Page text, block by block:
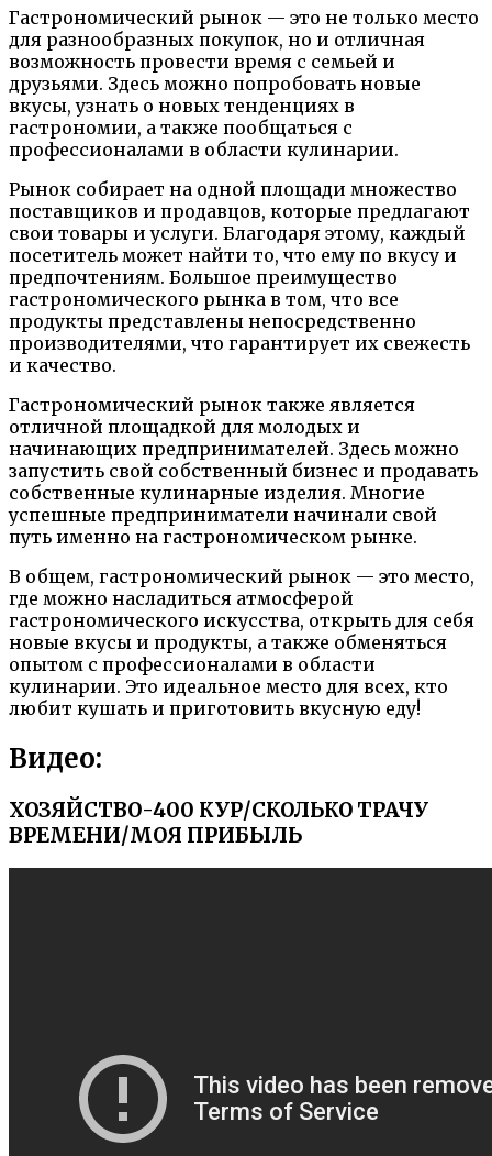
Гастрономический рынок — это не только место
для разнообразных покупок, но и отличная
возможность провести время с семьей и
друзьями. Здесь можно попробовать новые
вкусы, узнать о новых тенденциях в
гастрономии, а также пообщаться с
профессионалами в области кулинарии.
Рынок собирает на одной площади множество
поставщиков и продавцов, которые предлагают
свои товары и услуги. Благодаря этому, каждый
посетитель может найти то, что ему по вкусу и
предпочтениям. Большое преимущество
гастрономического рынка в том, что все
продукты представлены непосредственно
производителями, что гарантирует их свежесть
и качество.
Гастрономический рынок также является
отличной площадкой для молодых и
начинающих предпринимателей. Здесь можно
запустить свой собственный бизнес и продавать
собственные кулинарные изделия. Многие
успешные предприниматели начинали свой
путь именно на гастрономическом рынке.
В общем, гастрономический рынок — это место,
где можно насладиться атмосферой
гастрономического искусства, открыть для себя
новые вкусы и продукты, а также обменяться
опытом с профессионалами в области
кулинарии. Это идеальное место для всех, кто
любит кушать и приготовить вкусную еду!
Видео:
ХОЗЯЙСТВО-400 КУР/СКОЛЬКО ТРАЧУ
ВРЕМЕНИ/МОЯ ПРИБЫЛЬ